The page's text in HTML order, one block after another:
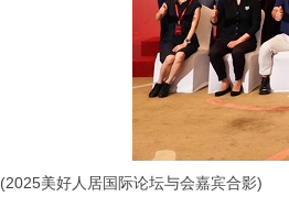
(2025美好人居国际论坛与会嘉宾合影)